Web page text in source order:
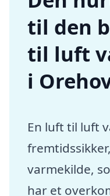
til den
til luft
i
En luft til luft
varmekilde,
har et